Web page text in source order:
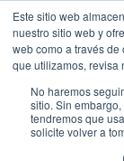
Este sitio web
nuestro sitio web y
web como a través
que utilizamos, revisa
No haremos
sitio. Sin
tendremos que
solicite volver a